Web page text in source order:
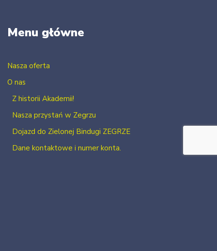
Menu główne
Nasza oferta
O nas
Z historii Akademii!
Nasza przystań w Zegrzu
Dojazd do Zielonej Bindugi ZEGRZE
Dane kontaktowe i numer konta.